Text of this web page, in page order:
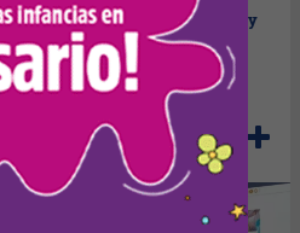
tributarias con 0% interés (y
hasta en 36 cuotas)